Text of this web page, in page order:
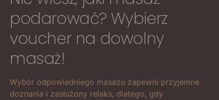
podarować? Wybierz
voucher na dowolny
masaż!
Wybór odpowiedniego masażu zapewni przyjemne
doznania i zasłużony relaks, dlatego, gdy